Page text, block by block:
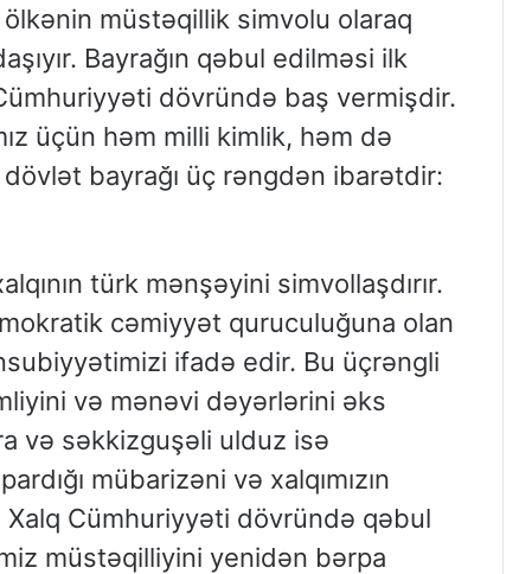
müstəqillik simvolu olaraq
Bayrağın qəbul edilməsi ilk
dövründə baş vermişdir.
üçün həm milli kimlik, həm də
bayrağı üç rəngdən ibarətdir:
türk mənşəyini simvollaşdırır.
cəmiyyət quruculuğuna olan
ifadə edir. Bu üçrəngli
və mənəvi dəyərlərini əks
və səkkizguşəli ulduz isə
mübarizəni və xalqımızın
Cümhuriyyəti dövründə qəbul
müstəqilliyini yenidən bərpa